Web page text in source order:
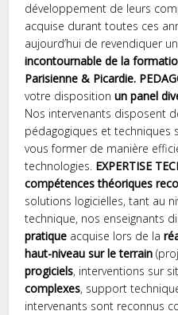
développement de leurs
acquise durant toutes ces
aujourd’hui de revendiquer
incontournable de la
Parisienne & Picardie.
votre dispositionun panel
Nos intervenants disposent
pédagogiques et techniques
vous former de manière
technologies. EXPERTISE
compétences théoriques
solutions logicielles, tant au
technique, nos enseignants
pratique acquise lors de la
haut-niveau sur le terrain
progiciels, interventions sur
complexes, support
intervenants sont reconnus